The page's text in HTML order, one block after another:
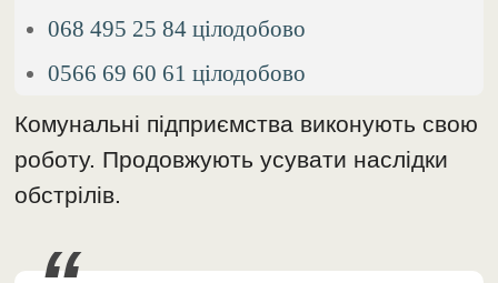
068 495 25 84 цілодобово
0566 69 60 61 цілодобово
Комунальні підприємства виконують свою
роботу. Продовжують усувати наслідки
обстрілів.